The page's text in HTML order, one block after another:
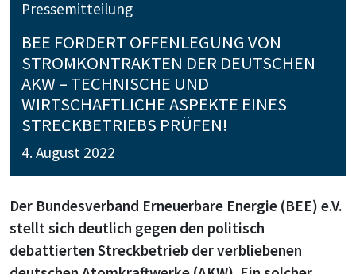
Pressemitteilung
BEE FORDERT OFFENLEGUNG VON
STROMKONTRAKTEN DER DEUTSCHEN
AKW – TECHNISCHE UND
WIRTSCHAFTLICHE ASPEKTE EINES
STRECKBETRIEBS PRÜFEN!
4. August 2022
Der Bundesverband Erneuerbare Energie (BEE) e.V.
stellt sich deutlich gegen den politisch
debattierten Streckbetrieb der verbliebenen